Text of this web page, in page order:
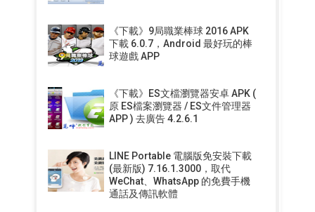
《下載》9局職業棒球 2016 APK
下載 6.0.7，Android 最好玩的棒
球遊戲 APP
《下載》ES文檔瀏覽器安卓 APK (
原 ES檔案瀏覽器 / ES文件管理器
APP ) 去廣告 4.2.6.1
LINE Portable 電腦版免安裝下載
(最新版) 7.16.1.3000，取代
WeChat、WhatsApp 的免費手機
通話及傳訊軟體